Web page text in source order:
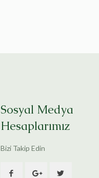
Sosyal Medya
Hesaplarımız
Bizi Takip Edin